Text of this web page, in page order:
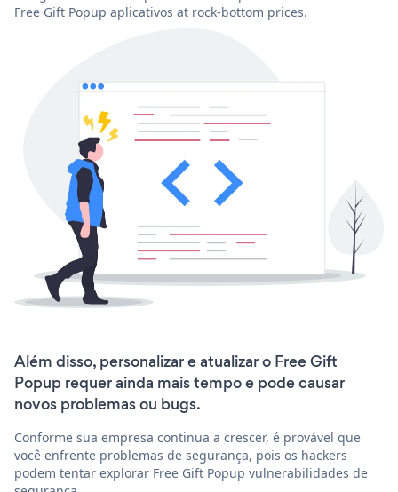
Free Gift Popup aplicativos at rock-bottom prices.
Além disso, personalizar e atualizar o Free Gift
Popup requer ainda mais tempo e pode causar
novos problemas ou bugs.
Conforme sua empresa continua a crescer, é provável que
você enfrente problemas de segurança, pois os hackers
podem tentar explorar Free Gift Popup vulnerabilidades de